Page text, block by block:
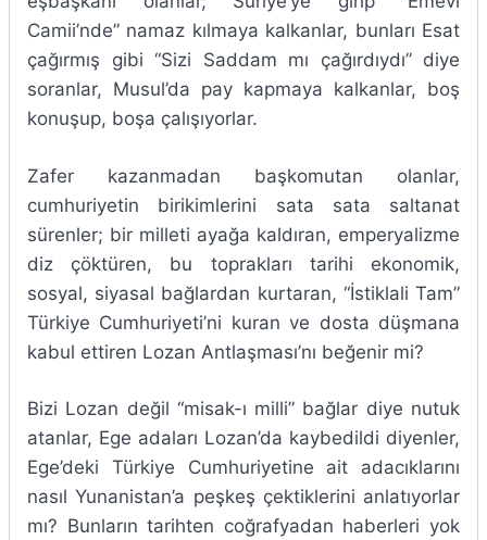
Camii’nde” namaz kılmaya kalkanlar, bunları Esat
çağırmış gibi “Sizi Saddam mı çağırdıydı” diye
soranlar, Musul’da pay kapmaya kalkanlar, boş
konuşup, boşa çalışıyorlar.
Zafer kazanmadan başkomutan olanlar,
cumhuriyetin birikimlerini sata sata saltanat
sürenler; bir milleti ayağa kaldıran, emperyalizme
diz çöktüren, bu toprakları tarihi ekonomik,
sosyal, siyasal bağlardan kurtaran, “İstiklali Tam”
Türkiye Cumhuriyeti’ni kuran ve dosta düşmana
kabul ettiren Lozan Antlaşması’nı beğenir mi?
Bizi Lozan değil “misak-ı milli” bağlar diye nutuk
atanlar, Ege adaları Lozan’da kaybedildi diyenler,
Ege’deki Türkiye Cumhuriyetine ait adacıklarını
nasıl Yunanistan’a peşkeş çektiklerini anlatıyorlar
mı? Bunların tarihten coğrafyadan haberleri yok